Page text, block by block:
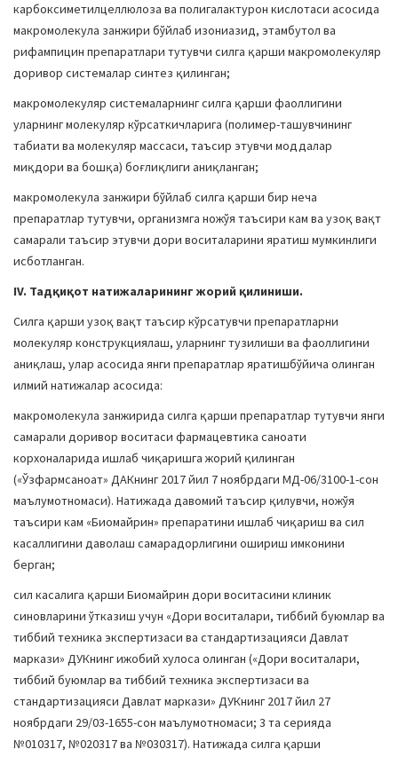
карбоксиметилцеллюлоза ва полигалактурон кислотаси асосида
макромолекула занжири бўйлаб изониазид, этамбутол ва
рифампицин препаратлари тутувчи силга қарши макромолекуляр
доривор системалар синтез қилинган;
макромолекуляр системаларнинг силга қарши фаоллигини
уларнинг молекуляр кўрсаткичларига (полимер-ташувчининг
табиати ва молекуляр массаси, таъсир этувчи моддалар
миқдори ва бошқа) боғлиқлиги аниқланган;
макромолекула занжири бўйлаб силга қарши бир неча
препаратлар тутувчи, организмга ножўя таъсири кам ва узоқ вақт
самарали таъсир этувчи дори воситаларини яратиш мумкинлиги
исботланган.
IV. Тадқиқот натижаларининг жорий қилиниши.
Силга қарши узоқ вақт таъсир кўрсатувчи препаратларни
молекуляр конструкциялаш, уларнинг тузилиши ва фаоллигини
аниқлаш, улар асосида янги препаратлар яратишбўйича олинган
илмий натижалар асосида:
макромолекула занжирида силга қарши препаратлар тутувчи янги
самарали доривор воситаси фармацевтика саноати
корхоналарида ишлаб чиқаришга жорий қилинган
(«Ўзфармсаноат» ДАКнинг 2017 йил 7 ноябрдаги МД-06/3100-1-сон
маълумотномаси). Натижада давомий таъсир қилувчи, ножўя
таъсири кам «Биомайрин» препаратини ишлаб чиқариш ва сил
касаллигини даволаш самарадорлигини ошириш имконини
берган;
сил касалига қарши Биомайрин дори воситасини клиник
синовларини ўтказиш учун «Дори воситалари, тиббий буюмлар ва
тиббий техника экспертизаси ва стандартизацияси Давлат
маркази» ДУКнинг ижобий хулоса олинган («Дори воситалари,
тиббий буюмлар ва тиббий техника экспертизаси ва
стандартизацияси Давлат маркази» ДУКнинг 2017 йил 27
ноябрдаги 29/03-1655-сон маълумотномаси; 3 та серияда
№010317, №020317 ва №030317). Натижада силга қарши